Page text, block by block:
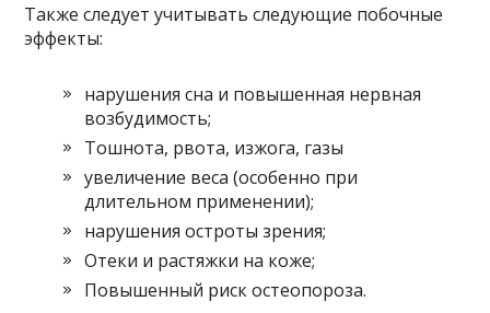
Также следует учитывать следующие побочные
эффекты:
нарушения сна и повышенная нервная
возбудимость;
Тошнота, рвота, изжога, газы
увеличение веса (особенно при
длительном применении);
нарушения остроты зрения;
Отеки и растяжки на коже;
Повышенный риск остеопороза.